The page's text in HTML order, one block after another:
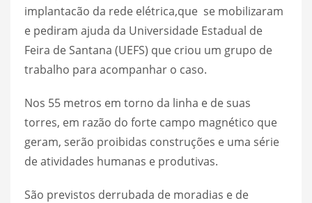
implantacão da rede elétrica,que se mobilizaram
e pediram ajuda da Universidade Estadual de
Feira de Santana (UEFS) que criou um grupo de
trabalho para acompanhar o caso.
Nos 55 metros em torno da linha e de suas
torres, em razão do forte campo magnético que
geram, serão proibidas construções e uma série
de atividades humanas e produtivas.
São previstos derrubada de moradias e de